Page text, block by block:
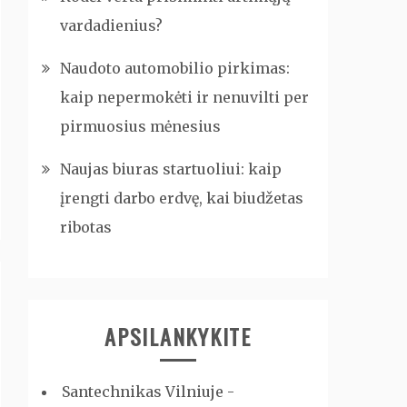
vardadienius?
Naudoto automobilio pirkimas:
kaip nepermokėti ir nenuvilti per
pirmuosius mėnesius
Naujas biuras startuoliui: kaip
įrengti darbo erdvę, kai biudžetas
ribotas
APSILANKYKITE
Santechnikas Vilniuje -